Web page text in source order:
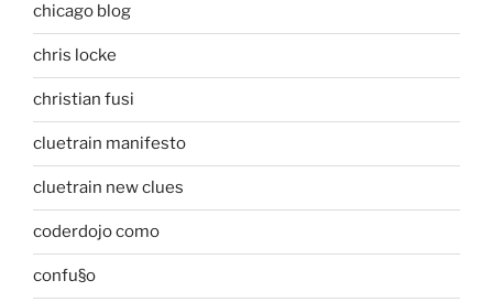
chicago blog
chris locke
christian fusi
cluetrain manifesto
cluetrain new clues
coderdojo como
confu§o